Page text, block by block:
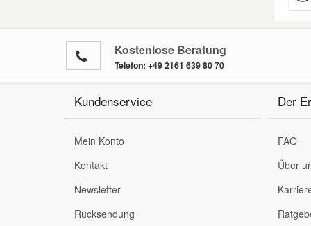
Kostenlose Beratung
Telefon: +49 2161 639 80 70
Kundenservice
Mein Konto
Kontakt
Newsletter
Rücksendung
Der
FAQ
Über